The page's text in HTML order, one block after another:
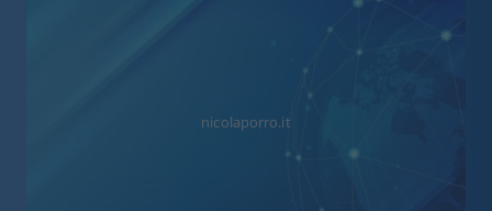
nicolaporro.it